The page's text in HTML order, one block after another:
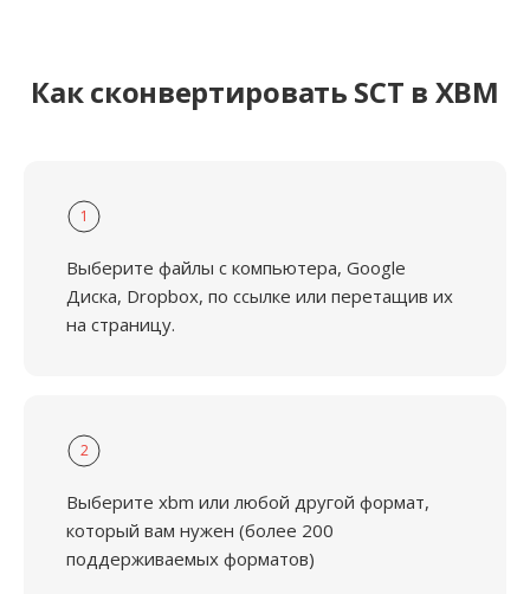
Как сконвертировать SCT в XBM
1
Выберите файлы с компьютера, Google
Диска, Dropbox, по ссылке или перетащив их
на страницу.
2
Выберите xbm или любой другой формат,
который вам нужен (более 200
поддерживаемых форматов)